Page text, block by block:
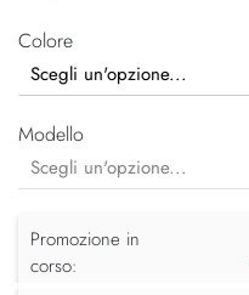
Colore
Modello
Promozione in
corso: